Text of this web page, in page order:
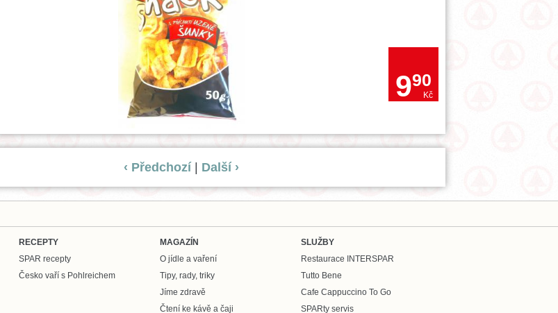
990
Kč
‹ Předchozí Další ›
RECEPTY
SPAR recepty
Česko vaří s Pohlreichem
MAGAZÍN
O jídle a vaření
Tipy, rady, triky
Jíme zdravě
Čtení ke kávě a čaji
SLUŽBY
Restaurace INTERSPAR
Tutto Bene
Cafe Cappuccino To Go
SPARty servis